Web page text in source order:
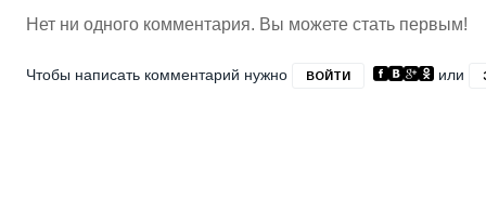
Нет ни одного комментария. Вы можете стать первым!
Чтобы написать комментарий нужно ВОЙТИ или